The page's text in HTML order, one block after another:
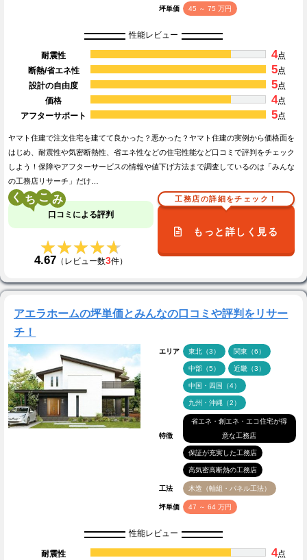
坪単価 45 ～ 75 万円
性能レビュー
耐震性 4点
断熱/省エネ性
5点
設計の自由度
5点
価格
4点
アフターサポート
5点
ヤマト住建で注文住宅を建てて良かった？悪かった？ヤマト住建の実例から価格面を
はじめ、耐震性や気密断熱性、省エネ性などの住宅性能など口コミで評判をチェック
しよう！保障やアフターサービスの情報や値下げ方法まで調査しているのは「みんな
の工務店リサーチ」だけ…
く こ
口コミによる評判
★★★★★
★★★★★
4.67 （レビュー数3件）
工務店の詳細をチェック！
もっと詳しく見る
アエラホームの坪単価とみんなの口コミや評判をリサー
チ！
エリア 東北（3） 関東（6）
中部（5） 近畿（3）
中国・四国（4）
九州・沖縄（2）
特徴
省エネ・創エネ・エコ住宅が得
意な工務店
保証が充実した工務店
高気密高断熱の工務店
工法 木造（軸組・パネル工法）
坪単価 47 ～ 64 万円
性能レビュー
耐震性 4点